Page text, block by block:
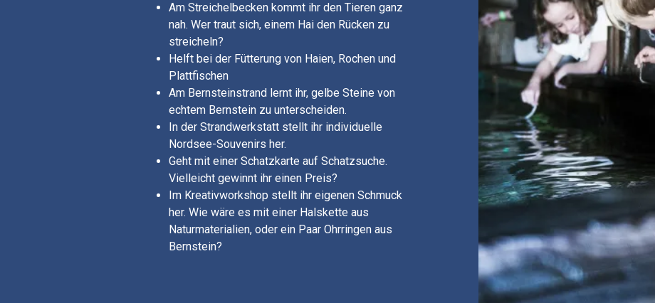
Am Streichelbecken kommt ihr den Tieren ganz
nah. Wer traut sich, einem Hai den Rücken zu
streicheln?
Helft bei der Fütterung von Haien, Rochen und
Plattfischen
Am Bernsteinstrand lernt ihr, gelbe Steine von
echtem Bernstein zu unterscheiden.
In der Strandwerkstatt stellt ihr individuelle
Nordsee-Souvenirs her.
Geht mit einer Schatzkarte auf Schatzsuche.
Vielleicht gewinnt ihr einen Preis?
Im Kreativworkshop stellt ihr eigenen Schmuck
her. Wie wäre es mit einer Halskette aus
Naturmaterialien, oder ein Paar Ohrringen aus
Bernstein?